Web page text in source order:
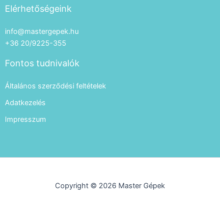
Elérhetőségeink
info@mastergepek.hu
+36 20/9225-355
Fontos tudnivalók
Általános szerződési feltételek
Adatkezelés
Impresszum
Copyright © 2026 Master Gépek